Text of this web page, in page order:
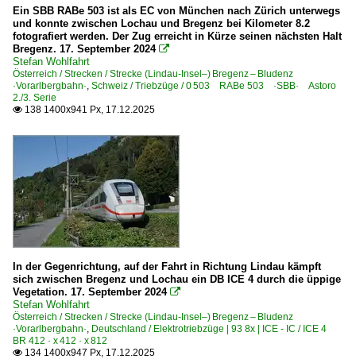
BR 1110
BR 1116 ·ES 64 U2· Taurus
BR 1116 ·ES 64 U2· Taurus railjet
BR 1116 ·ES 64 U2· Taurus Werbeloks
BR 1216 · E 190 ·ES 64 U4· Taurus
BR 1216 · E 190 ·ES 64 U4· Taurus railjet
BR 1216 · E 190 ·ES 64 U4· Taurus Werbeloks
BR 1822 'Brennerlok'
E-Loks | Altbau
BR 1020
Elektrotriebzüge
BR 4010 ·Kiss·
Ein SBB RABe 503 ist als EC von München nach Zürich unterwegs
und konnte zwischen Lochau und Bregenz bei Kilometer 8.2
fotografiert werden. Der Zug erreicht in Kürze seinen nächsten Halt
Bregenz. 17. September 2024 
Stefan Wohlfahrt
Österreich / Strecken / Strecke (Lindau-Insel–) Bregenz – Bludenz
·Vorarlbergbahn·, Schweiz / Triebzüge / 0 503 RABe 503 ·SBB· Astoro
2./3. Serie
 138 1400x941 Px, 17.12.2025
In der Gegenrichtung, auf der Fahrt in Richtung Lindau kämpft
sich zwischen Bregenz und Lochau ein DB ICE 4 durch die üppige
Vegetation. 17. September 2024 
Stefan Wohlfahrt
Österreich / Strecken / Strecke (Lindau-Insel–) Bregenz – Bludenz
·Vorarlbergbahn·, Deutschland / Elektrotriebzüge | 93 8x | ICE - IC / ICE 4
BR 412 · x 412 · x 812
 134 1400x947 Px, 17.12.2025